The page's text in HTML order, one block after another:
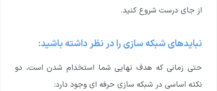
از جای درست شروع کنید.
نبایدهای شبکه سازی را در نظر داشته باشید:
حتی زمانی که هدف نهایی شما استخدام شدن است، دو
نکته اساسی در شبکه سازی حرفه ای وجود دارد: